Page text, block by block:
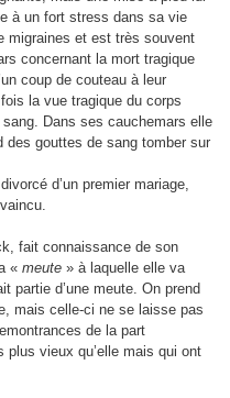
à un fort stress dans sa vie
migraines et est très souvent
concernant la mort tragique
coup de couteau à leur
la vue tragique du corps
Dans ses cauchemars elle
gouttes de sang tomber sur
d’un premier mariage,
fait connaissance de son
« meute » à laquelle elle va
partie d’une meute. On prend
mais celle-ci ne se laisse pas
de la part
plus vieux qu’elle mais qui ont